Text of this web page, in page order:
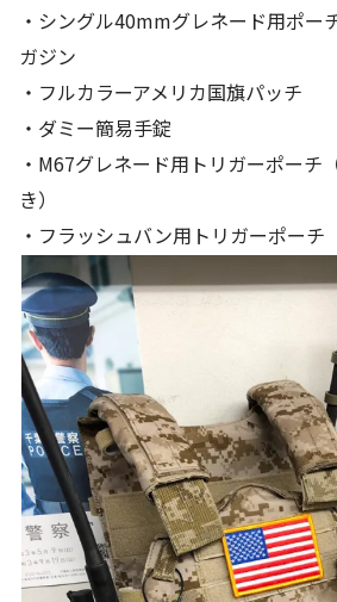
・シングル40mmグレネード用ポー
ガジン
・フルカラーアメリカ国旗パッチ
・ダミー簡易手錠
・M67グレネード用トリガーポーチ
き）
・フラッシュバン用トリガーポーチ